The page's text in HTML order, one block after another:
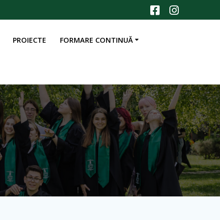
PROIECTE FORMARE CONTINUĂ